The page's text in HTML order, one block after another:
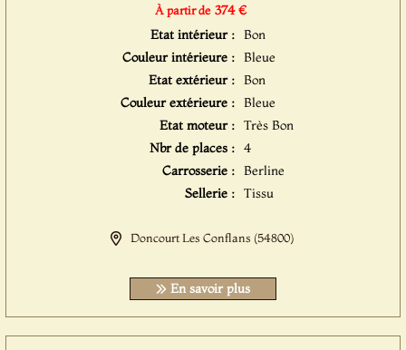
À partir de 374 €
Etat intérieur : Bon
Couleur intérieure : Bleue
Etat extérieur : Bon
Couleur extérieure : Bleue
Etat moteur : Très Bon
Nbr de places : 4
Carrosserie : Berline
Sellerie : Tissu
Doncourt Les Conflans (54800)
En savoir plus